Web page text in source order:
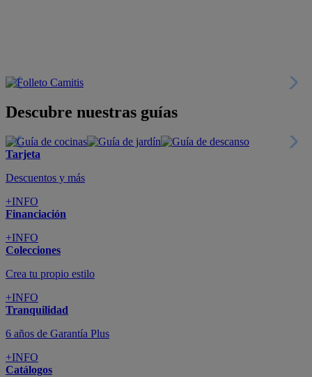
Descubre nuestras guías
Tarjeta
Descuentos y más
+INFO
Financiación
+INFO
Colecciones
Crea tu propio estilo
+INFO
Tranquilidad
6 años de Garantía Plus
+INFO
Catálogos